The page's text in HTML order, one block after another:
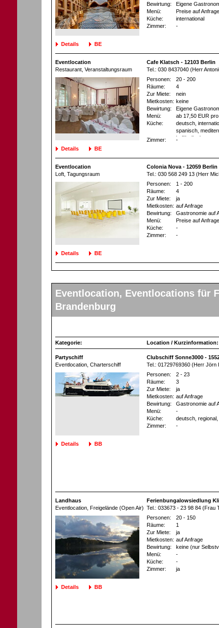
Details BE
Bewirtung:
Eigene
Menü:
Preise auf Anfrage
Küche:
international
Zimmer:
-
Eventlocation
Restaurant , Veranstaltungsraum
Cafe Klatsch - 12103 Berlin
Tel.: 030 8437040 (Herr
Details BE
Personen:
20 - 200
Räume:
4
Zur Miete:
nein
Mietkosten: keine
Bewirtung:
Eigene
Menü:
ab 17,50 EUR
Küche:
deutsch,
spanisch,
holländisch
Zimmer: -
Eventlocation
Loft , Tagungsraum
Colonia Nova - 12059 Berlin
Tel.: 030 568 249 13 (Herr
Details BE
Personen:
1 - 200
Räume:
4
Zur Miete:
ja
Mietkosten: auf Anfrage
Bewirtung:
Gastronomie auf
Menü:
Preise auf Anfrage
Küche:
-
Zimmer:
-
Eventlocation, Eventlocations für
Brandenburg
Kategorie: Location / Kurzinformation:
Partyschiff
Eventlocation , Charterschiff
Clubschiff Sonne3000 -
Tel.: 01729769360 (Herr Jörn
Details BB
Personen:
2 - 23
Räume:
3
Zur Miete:
ja
Mietkosten: auf Anfrage
Bewirtung:
Gastronomie auf
Menü:
-
Küche:
deutsch,
Zimmer:
-
Landhaus
Eventlocation , Freigelände (Open Air)
Ferienbungalowsiedlung
Tel.: 033673 - 23 98 84 (Frau
Details BB
Personen:
20 - 150
Räume:
1
Zur Miete:
ja
Mietkosten: auf Anfrage
Bewirtung:
keine (nur
Menü:
-
Küche:
-
Zimmer:
ja